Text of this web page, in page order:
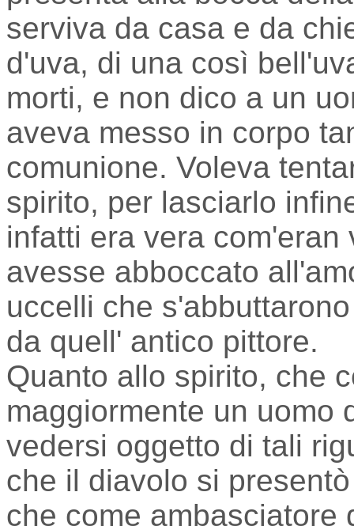
serviva da casa e da
d'uva, di una così
morti, e non dico a un
aveva messo in corpo
comunione. Voleva
spirito, per lasciarlo
infatti era vera
avesse abboccato
uccelli che
da quell' antico pittore.
Quanto allo spirito, che
maggiormente un uomo
vedersi oggetto di tali
che il diavolo si
che come ambasciatore